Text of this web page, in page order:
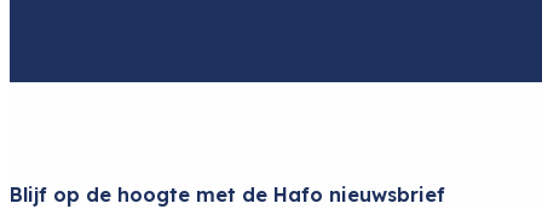
Blijf op de hoogte met de Hafo nieuwsbrief